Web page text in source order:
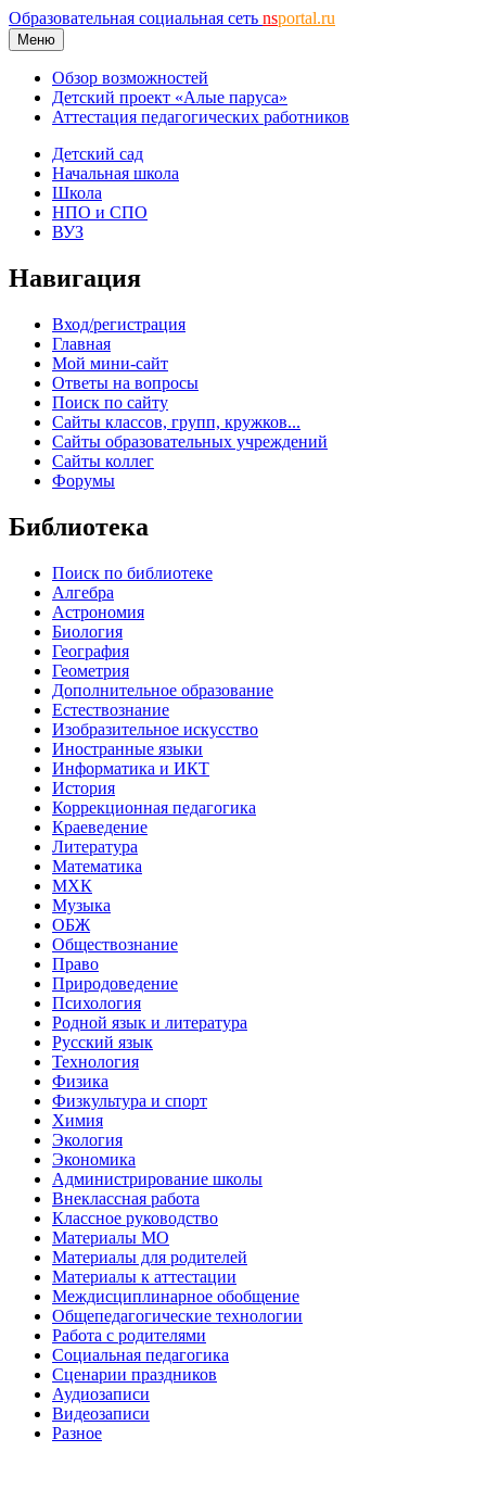
Образовательная социальная сеть nsportal.ru
Меню
Обзор возможностей
Детский проект «Алые паруса»
Аттестация педагогических работников
Детский сад
Начальная школа
Школа
НПО и СПО
ВУЗ
Навигация
Вход/регистрация
Главная
Мой мини-сайт
Ответы на вопросы
Поиск по сайту
Сайты классов, групп, кружков...
Сайты образовательных учреждений
Сайты коллег
Форумы
Библиотека
Поиск по библиотеке
Алгебра
Астрономия
Биология
География
Геометрия
Дополнительное образование
Естествознание
Изобразительное искусство
Иностранные языки
Информатика и ИКТ
История
Коррекционная педагогика
Краеведение
Литература
Математика
МХК
Музыка
ОБЖ
Обществознание
Право
Природоведение
Психология
Родной язык и литература
Русский язык
Технология
Физика
Физкультура и спорт
Химия
Экология
Экономика
Администрирование школы
Внеклассная работа
Классное руководство
Материалы МО
Материалы для родителей
Материалы к аттестации
Междисциплинарное обобщение
Общепедагогические технологии
Работа с родителями
Социальная педагогика
Сценарии праздников
Аудиозаписи
Видеозаписи
Разное